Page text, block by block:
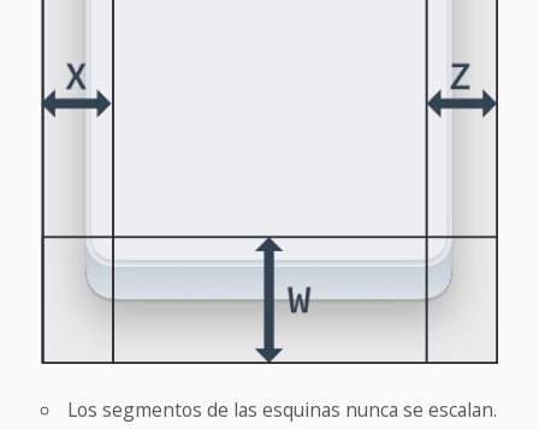
Los segmentos de las esquinas nunca se escalan.